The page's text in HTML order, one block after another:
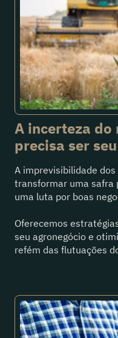
A incerteza do
precisa ser
A imprevisibilidade
transformar uma safra
uma luta por boas
Oferecemos
seu agronegócio e
refém das flutuações